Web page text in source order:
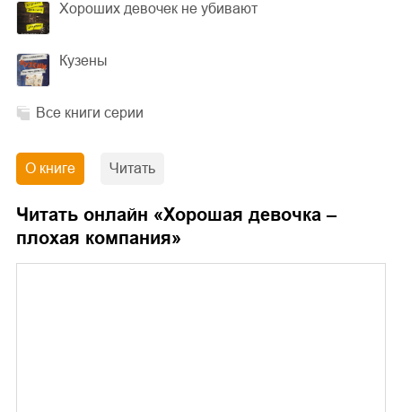
Хороших девочек не убивают
Кузены
Все книги серии
О книге Читать
Читать онлайн «Хорошая девочка –
плохая компания»